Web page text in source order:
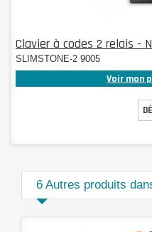
Clavier à codes 2 relais -
SLIMSTONE-2 9005
Voir mon
6 Autres produits